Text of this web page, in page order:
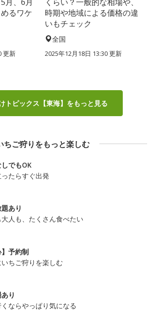
るワケ
更新
時期や地域による価格の違
いもチェック
全国
2025年12月18日 13:30 更新
トピックス【東海】をもっと見る
ちご狩りをもっと楽しむ
でもOK
たらすぐ出発
あり
人も、たくさん食べたい
】予約制
ちご狩りを楽しむ
り
ならやっぱり気になる